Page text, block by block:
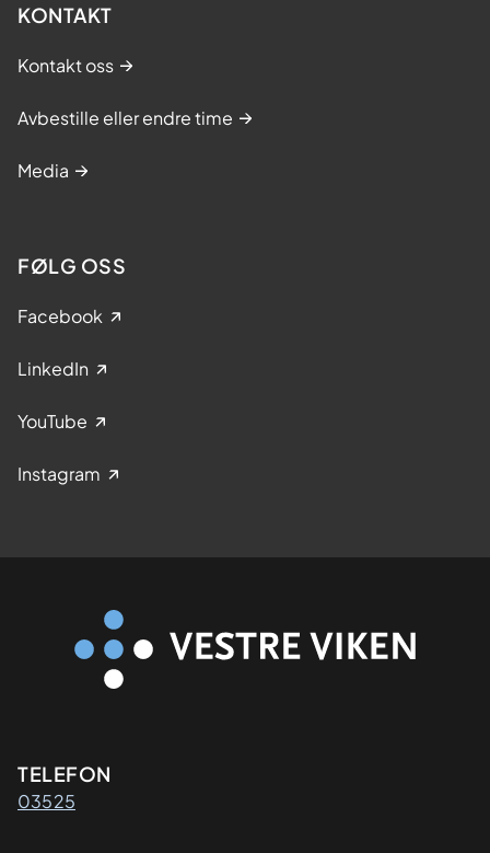
KONTAKT
Kontakt oss
Avbestille eller endre time
Media
FØLG OSS
Facebook
LinkedIn
YouTube
Instagram
Kontaktinformasjon
TELEFON
03525